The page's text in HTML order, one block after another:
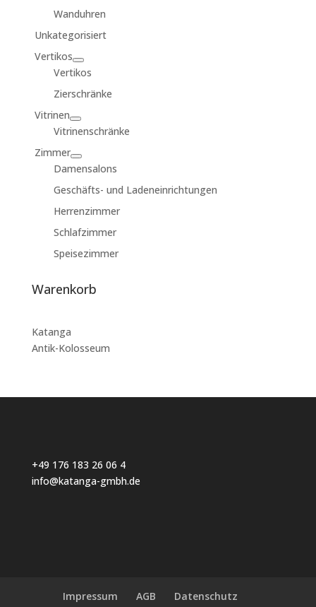
Wanduhren
Unkategorisiert
Vertikos
Vertikos
Zierschränke
Vitrinen
Vitrinenschränke
Zimmer
Damensalons
Geschäfts- und Ladeneinrichtungen
Herrenzimmer
Schlafzimmer
Speisezimmer
Warenkorb
Katanga
Antik-Kolosseum
+49 176 183 26 06 4
info@katanga-gmbh.de
Impressum AGB
Datenschutz